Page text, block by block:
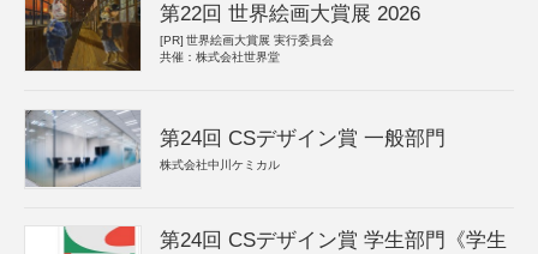
第22回 世界絵画大賞展 2026
[PR] 世界絵画大賞展 実行委員会
共催：株式会社世界堂
第24回 CSデザイン賞 一般部門
株式会社中川ケミカル
第24回 CSデザイン賞 学生部門《学生